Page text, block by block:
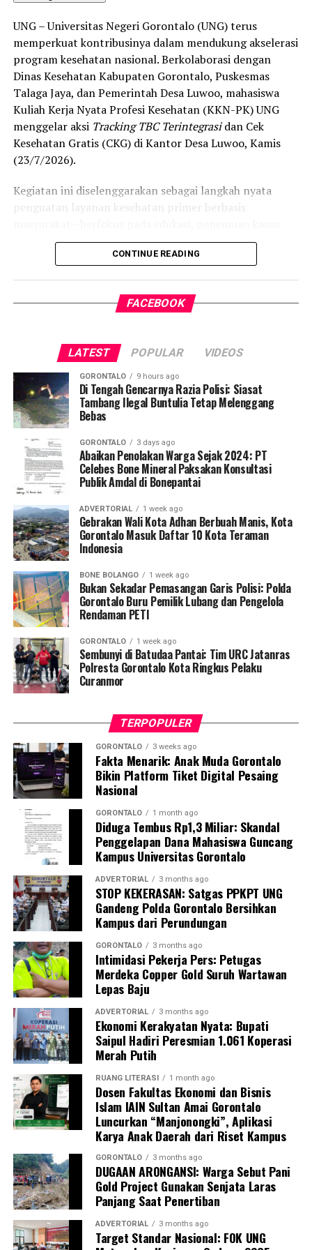
tertinggi di kawasan SulutGo sebagaimana dipaparkan
dalam Rakorwil TPAKD,” ungkap Wawali Indra Gobel
usai kegiatan.
Indra menambahkan, skor IKAD ini membuktikan bahwa
tingkat keterjangkauan, pemanfaatan, serta inklusivitas
layanan keuangan bagi masyarakat di Kota Gorontalo
berada di posisi terdepan.
menjadi indikator kuat atas keberhasilan pemerintah
daerah dalam mendorong masyarakat agar makin
fasilitas jasa keuangan yang berkelanjutan.
UNG – Universitas Negeri Gorontalo (UNG) terus
memperkuat kontribusinya dalam mendukung akselerasi
program kesehatan nasional. Berkolaborasi dengan
Dinas Kesehatan Kabupaten Gorontalo, Puskesmas
Talaga Jaya, dan Pemerintah Desa Luwoo, mahasiswa
Kuliah Kerja Nyata Profesi Kesehatan (KKN-PK) UNG
menggelar aksi Tracking TBC Terintegrasidan Cek
Kesehatan Gratis (CKG) di Kantor Desa Luwoo, Kamis
(23/7/2026).
Kegiatan ini diselenggarakan sebagai langkah nyata
penguatan layanan kesehatan primer berbasis
case finding), deteksi dini, serta pemutusan rantai
penularan tuberkulosis (TBC) yang masih menjadi salah
Pelaksanaan program ini didampingi secara langsung
M.Kes., dr. Siti Rakhmatia P. Th. Kum, M.Biomed., Ns. Nur
Ayun R. Yusuf, S.Kep., M.Kep., dan Ns. Sartika, S.Kep.,
M.Kep. Pendampingan akademis ini memastikan seluruh
alur intervensi medis dan edukasi berjalan sesuai standar
prosedur operasional.
Koordinator Desa KKN-PK UNG Desa Luwoo, Taufik
Mohamad Nur, menyampaikan bahwa selain mengawal
teknis pelayanan medis, mahasiswa bertindak sebagai
edukator kesehatan masyarakat.
Penyuluhan difokuskan pada pemahaman mekanisme
penularan, pengenalan gejala awal, pentingnya
hingga tuntas, serta pengikisan stigma negatif terhadap
penyintas TBC di lingkungan warga.
“Literasi kesehatan warga adalah fondasi utama dalam
memutus rantai penularan TBC. Kami berupaya
menyampaikan edukasi yang persuasif dan mudah
dipahami agar warga tidak ragu melakukan pemeriksaan
apabila mengalami gejala batuk berkepanjangan,”
Selain skrining TBC, mahasiswa turut mendampingi
nakes Puskesmas Talaga Jaya dalam memberikan
pelayanan Cek Kesehatan Gratis (CKG), meliputi
pengukuran tekanan darah, cek kadar gula darah, dan
penapisan faktor risiko penyakit tidak menular (PTM)
sebagai upaya promotif-preventif.
Perwakilan DPL KKN-PK, Dr. dr. Vivien Novarina A.
Kasim, M.Kes., menegaskan bahwa keterlibatan
mahasiswa merupakan bentuk perwujudan Tri Dharma
Perguruan Tinggi dalam mengawal transformasi
layanan kesehatan primer.
“Kehadiran mahasiswa mempercepat jangkauan skema
active case findingTBC yang dicanangkan pemerintah.
Sinergi multisektor antara perguruan tinggi, dinas
kesehatan, puskesmas, dan pemerintah desa seperti
inilah yang menjadi kunci sukses pembentukan
masyarakat sadar sehat,” jelas Dr. Vivien.
Masyarakat Desa Luwoo menyambut antusias agenda
terpadu ini. Ratusan warga memanfaatkan layanan
pemeriksaan kesehatan gratis sekaligus berkonsultasi
mengenai pola hidup bersih dan sehat (PHBS)
pencegahan tuberkulosis.
CONTINUE READING
FACEBOOK
LATEST POPULAR VIDEOS
GORONTALO 9 hours ago
Di Tengah Gencarnya Razia Polisi: Siasat
Tambang Ilegal Buntulia Tetap Melenggang
Bebas
GORONTALO 3 days ago
Abaikan Penolakan Warga Sejak 2024: PT
Celebes Bone Mineral Paksakan Konsultasi
Publik Amdal di Bonepantai
ADVERTORIAL 1 week ago
Gebrakan Wali Kota Adhan Berbuah Manis, Kota
Gorontalo Masuk Daftar 10 Kota Teraman
Indonesia
BONE BOLANGO 1 week ago
Bukan Sekadar Pemasangan Garis Polisi: Polda
Gorontalo Buru Pemilik Lubang dan Pengelola
Rendaman PETI
GORONTALO 1 week ago
Sembunyi di Batudaa Pantai: Tim URC Jatanras
Polresta Gorontalo Kota Ringkus Pelaku
Curanmor
TERPOPULER
GORONTALO 3 weeks ago
Fakta Menarik: Anak Muda Gorontalo
Bikin Platform Tiket Digital Pesaing
Nasional
GORONTALO 1 month ago
Diduga Tembus Rp1,3 Miliar: Skandal
Penggelapan Dana Mahasiswa Guncang
Kampus Universitas Gorontalo
ADVERTORIAL 3 months ago
STOP KEKERASAN: Satgas PPKPT UNG
Gandeng Polda Gorontalo Bersihkan
Kampus dari Perundungan
GORONTALO 3 months ago
Intimidasi Pekerja Pers: Petugas
Merdeka Copper Gold Suruh Wartawan
Lepas Baju
ADVERTORIAL 3 months ago
Ekonomi Kerakyatan Nyata: Bupati
Saipul Hadiri Peresmian 1.061 Koperasi
Merah Putih
RUANG LITERASI 1 month ago
Dosen Fakultas Ekonomi dan Bisnis
Islam IAIN Sultan Amai Gorontalo
Luncurkan “Manjonongki”, Aplikasi
Karya Anak Daerah dari Riset Kampus
GORONTALO 3 months ago
DUGAAN ARONGANSI: Warga Sebut Pani
Gold Project Gunakan Senjata Laras
Panjang Saat Penertiban
ADVERTORIAL 3 months ago
Target Standar Nasional: FOK UNG